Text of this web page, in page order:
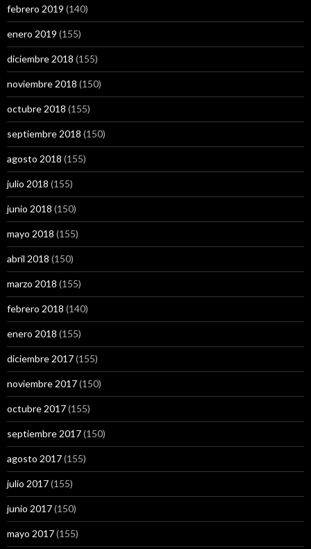
febrero 2019 (140)
enero 2019 (155)
diciembre 2018 (155)
noviembre 2018 (150)
octubre 2018 (155)
septiembre 2018 (150)
agosto 2018 (155)
julio 2018 (155)
junio 2018 (150)
mayo 2018 (155)
abril 2018 (150)
marzo 2018 (155)
febrero 2018 (140)
enero 2018 (155)
diciembre 2017(155)
noviembre 2017(150)
octubre 2017(155)
septiembre 2017(150)
agosto 2017(155)
julio 2017(155)
junio 2017(150)
mayo 2017(155)